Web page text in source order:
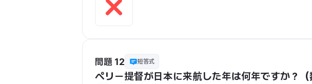
問題 12 短答式
ペリー提督が日本に来航した年は何年ですか？（